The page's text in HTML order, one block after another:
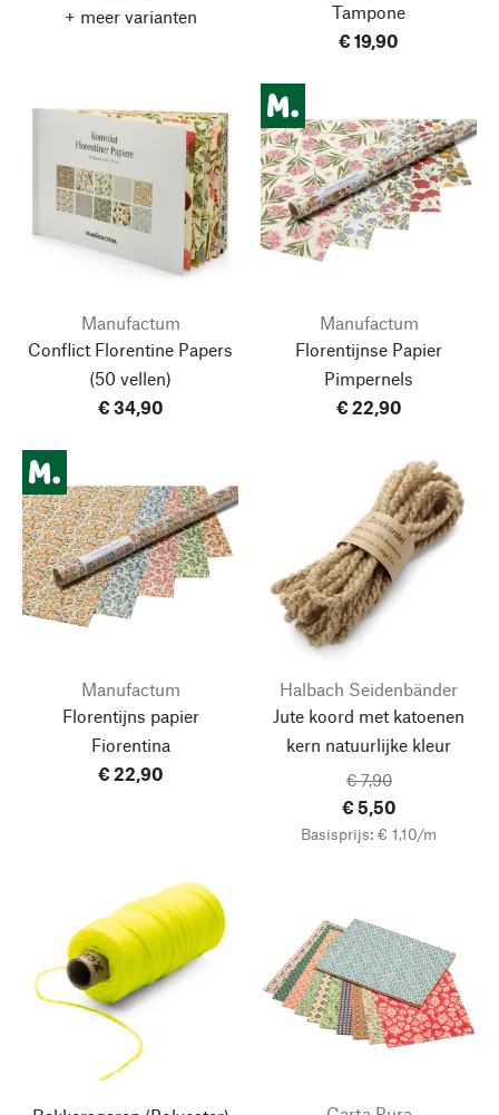
+ meer varianten
Tampone
€ 19,90
Manufactum
Conflict Florentine Papers
(50 vellen)
€ 34,90
Manufactum
Florentijnse Papier
Pimpernels
€ 22,90
Manufactum
Florentijns papier
Fiorentina
€ 22,90
Halbach Seidenbänder
Jute koord met katoenen
kern natuurlijke kleur
€ 7,90
€ 5,50
Basisprijs: € 1,10/m